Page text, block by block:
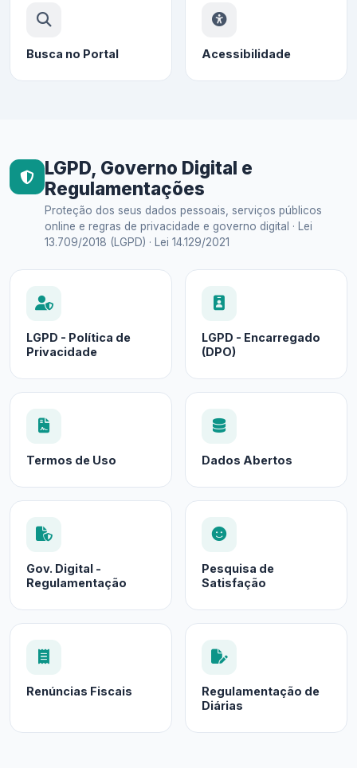
Busca no Portal Acessibilidade
LGPD, Governo Digital e
Regulamentações
Proteção dos seus dados pessoais, serviços públicos
online e regras de privacidade e governo digital · Lei
13.709/2018 (LGPD) · Lei 14.129/2021
LGPD - Política de
Privacidade
LGPD - Encarregado
(DPO)
Termos de Uso Dados Abertos
Gov. Digital -
Regulamentação
Pesquisa de
Satisfação
Renúncias Fiscais
Regulamentação de
Diárias